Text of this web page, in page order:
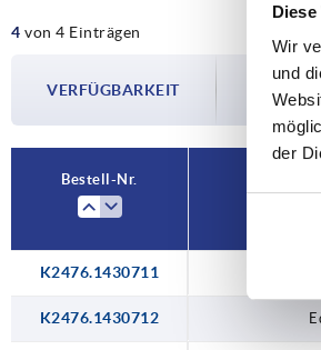
Wir
und
der
Stahl
4 von 4 Einträgen
VERFÜGBARKEIT
Die
Bestell-Nr.
K2476.1430711
K2476.1430712